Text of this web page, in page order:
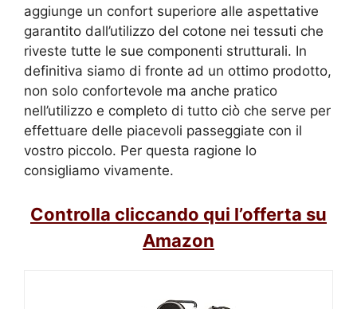
aggiunge un confort superiore alle aspettative
garantito dall’utilizzo del cotone nei tessuti che
riveste tutte le sue componenti strutturali. In
definitiva siamo di fronte ad un ottimo prodotto,
non solo confortevole ma anche pratico
nell’utilizzo e completo di tutto ciò che serve per
effettuare delle piacevoli passeggiate con il
vostro piccolo. Per questa ragione lo
consigliamo vivamente.
Controlla cliccando qui l’offerta su
Amazon